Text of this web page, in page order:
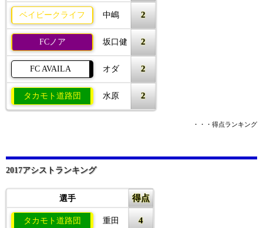
ベイビークライフ 中嶋 2
FCノア 坂口健 2
FC AVAILA オダ 2
タカモト道路団 水原 2
・・・得点ランキング
2017アシストランキング
選手 得点
タカモト道路団 重田 4